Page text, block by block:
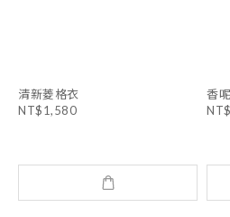
清新菱格衣
NT$1,580
香